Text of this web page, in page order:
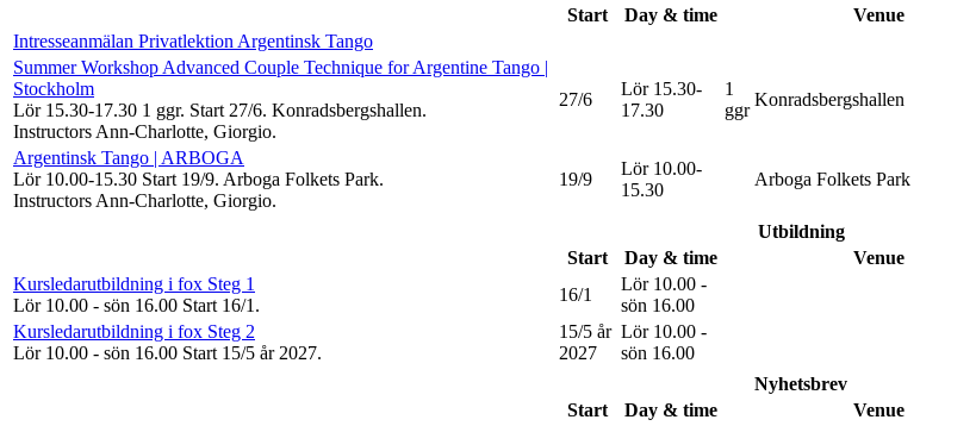
Start
Day & time Venue
Intresseanmälan Privatlektion Argentinsk Tango
Summer Workshop Advanced Couple Technique for Argentine Tango |
Stockholm
Lör 15.30-17.30 1 ggr. Start 27/6. Konradsbergshallen.
Instructors Ann-Charlotte, Giorgio.
27/6
Lör 15.30-
17.30
1
ggr
Konradsbergshallen
Argentinsk Tango | ARBOGA
Lör 10.00-15.30 Start 19/9. Arboga Folkets Park.
Instructors Ann-Charlotte, Giorgio.
19/9
Lör 10.00-
15.30
Arboga Folkets Park
Utbildning
Start
Day & time Venue
Kursledarutbildning i fox Steg 1
Lör 10.00 - sön 16.00 Start 16/1 .
16/1
Lör 10.00 -
sön 16.00
Kursledarutbildning i fox Steg 2
Lör 10.00 - sön 16.00 Start 15/5 år 2027.
15/5 år
2027
Lör 10.00 -
sön 16.00
Nyhetsbrev
Start
Day & time Venue